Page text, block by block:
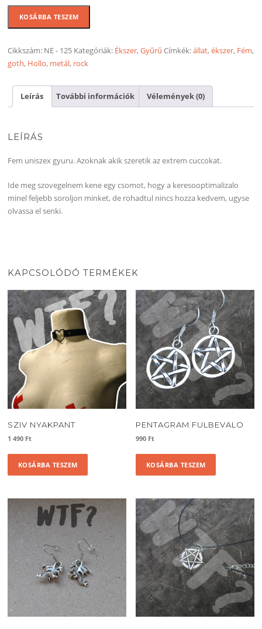
mennyiség
KOSÁRBA TESZEM
Cikkszám: NE - 125 Kategóriák: Ékszer,Gyűrű Címkék:állat,ékszer, Fém,
goth, Hollo, metál, rock
Leírás További információk Vélemények (0)
LEÍRÁS
Fem uniszex gyuru. Azoknak akik szeretik az extrem cuccokat.
Ide meg szovegelnem kene egy csomot, hogy a keresooptimalizalo
minel feljebb soroljon minket, de rohadtul nincs hozza kedvem, ugyse
olvassa el senki.
KAPCSOLÓDÓ TERMÉKEK
SZIV NYAKPANT
1 490 Ft
KOSÁRBA TESZEM
PENTAGRAM FULBEVALO
990 Ft
KOSÁRBA TESZEM